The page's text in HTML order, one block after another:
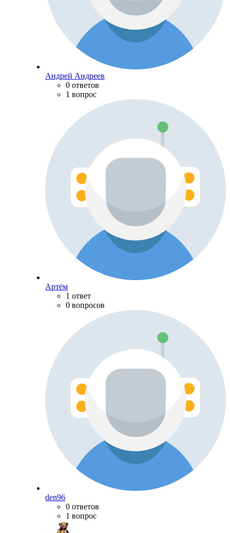
Андрей Андреев
0 ответов
1 вопрос
Артём
1 ответ
0 вопросов
den96
0 ответов
1 вопрос